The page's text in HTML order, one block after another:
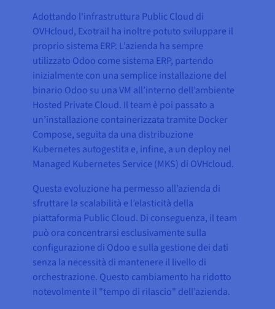
Adottando l'infrastruttura Public Cloud di
OVHcloud, Exotrail ha inoltre potuto sviluppare il
proprio sistema ERP. L’azienda ha sempre
utilizzato Odoo come sistema ERP, partendo
inizialmente con una semplice installazione del
binario Odoo su una VM all’interno dell’ambiente
Hosted Private Cloud. Il team è poi passato a
un’installazione containerizzata tramite Docker
Compose, seguita da una distribuzione
Kubernetes autogestita e, infine, a un deploy nel
Managed Kubernetes Service (MKS) di OVHcloud.
Questa evoluzione ha permesso all’azienda di
sfruttare la scalabilità e l’elasticità della
piattaforma Public Cloud. Di conseguenza, il team
può ora concentrarsi esclusivamente sulla
configurazione di Odoo e sulla gestione dei dati
senza la necessità di mantenere il livello di
orchestrazione. Questo cambiamento ha ridotto
notevolmente il "tempo di rilascio" dell’azienda.